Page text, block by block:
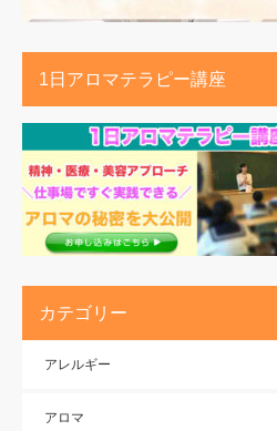
1日アロマテラピー講座
カテゴリー
アレルギー
アロマ